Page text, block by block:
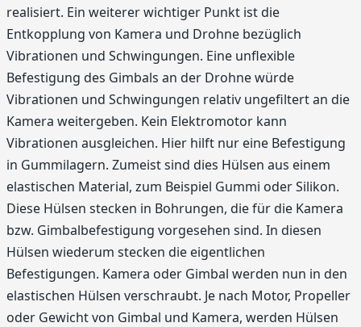
realisiert. Ein weiterer wichtiger Punkt ist die
Entkopplung von Kamera und Drohne bezüglich
Vibrationen und Schwingungen. Eine unflexible
Befestigung des Gimbals an der Drohne würde
Vibrationen und Schwingungen relativ ungefiltert an die
Kamera weitergeben. Kein Elektromotor kann
Vibrationen ausgleichen. Hier hilft nur eine Befestigung
in Gummilagern. Zumeist sind dies Hülsen aus einem
elastischen Material, zum Beispiel Gummi oder Silikon.
Diese Hülsen stecken in Bohrungen, die für die Kamera
bzw. Gimbalbefestigung vorgesehen sind. In diesen
Hülsen wiederum stecken die eigentlichen
Befestigungen. Kamera oder Gimbal werden nun in den
elastischen Hülsen verschraubt. Je nach Motor, Propeller
oder Gewicht von Gimbal und Kamera, werden Hülsen